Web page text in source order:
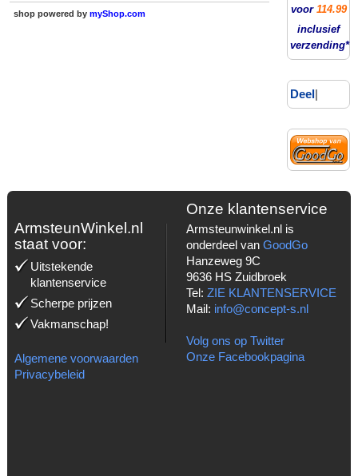
shop powered bymyShop.com
voor 114.99
inclusief
verzending*
Deel|
ArmsteunWinkel.nl
staat voor:
Uitstekende
klantenservice
Scherpe prijzen
Vakmanschap!
Algemene voorwaarden
Privacybeleid
Onze klantenservice
Armsteunwinkel.nl is
onderdeel van GoodGo
Hanzeweg 9C
9636 HS Zuidbroek
Tel: ZIE KLANTENSERVICE
Mail: info@concept-s.nl
Volg ons op Twitter
Onze Facebookpagina